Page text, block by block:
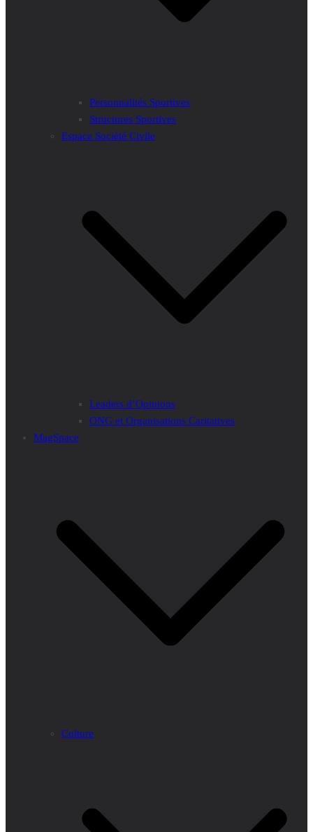
Personnalités Sportives
Structures Sportives
Espace Société Civile
Leaders d’Opinions
ONG et Organisations Caritatives
MagSpace
Culture